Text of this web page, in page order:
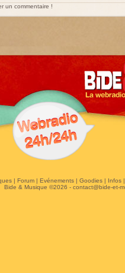
un commentaire !
| Forum| Evénements| Goodies| Infos
Bide & Musique ©2026 - contact@bide-et-